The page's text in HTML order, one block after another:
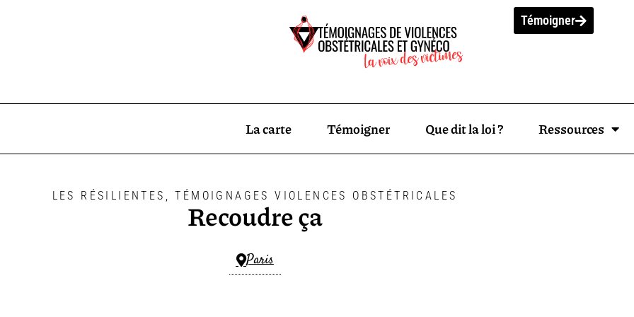
Témoigner
La carte Témoigner Que dit la loi ? Ressources
LES RÉSILIENTES ,TÉMOIGNAGES VIOLENCES OBSTÉTRICALES
Recoudre ça
Paris